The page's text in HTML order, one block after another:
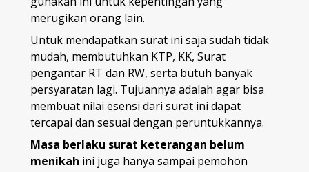
merugikan orang lain.
Untuk mendapatkan surat ini saja sudah tidak
mudah, membutuhkan KTP, KK, Surat
pengantar RT dan RW, serta butuh banyak
persyaratan lagi. Tujuannya adalah agar bisa
membuat nilai esensi dari surat ini dapat
tercapai dan sesuai dengan peruntukkannya.
Masa berlaku surat keterangan belum
menikah ini juga hanya sampai pemohon